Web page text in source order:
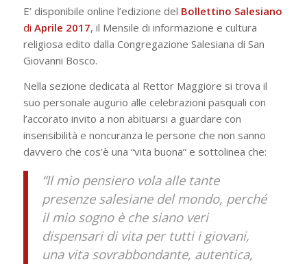
E’ disponibile online l’edizione del Bollettino Salesiano
di Aprile 2017, il Mensile di informazione e cultura
religiosa edito dalla Congregazione Salesiana di San
Giovanni Bosco.
Nella sezione dedicata al Rettor Maggiore si trova il
suo personale augurio alle celebrazioni pasquali con
l’accorato invito a non abituarsi a guardare con
insensibilità e noncuranza le persone che non sanno
davvero che cos’è una “vita buona” e sottolinea che:
“Il mio pensiero vola alle tante
presenze salesiane del mondo, perché
il mio sogno è che siano veri
dispensari di vita per tutti i giovani,
una vita sovrabbondante, autentica,